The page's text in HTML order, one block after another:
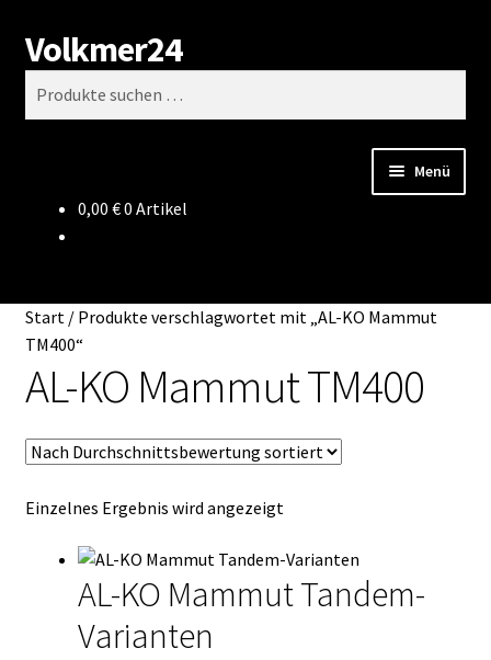
Zur
Navigation
springen
Zum
Inhalt
springen
Volkmer24
Suchen
Menü
Impressum
Datenschutz
Impressum
Kasse
Mein Konto
Mein Konto
0,00 €0 Artikel
Start/ Produkte verschlagwortet mit „AL-KO Mammut
TM400“
AL-KO Mammut TM400
Einzelnes Ergebnis wird angezeigt
AL-KO Mammut Tandem-
Varianten